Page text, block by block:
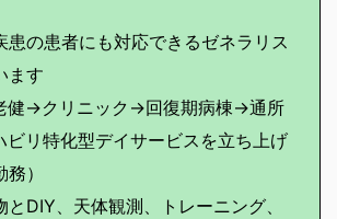
患の患者にも対応できるゼネラリス
ます
健→クリニック→回復期病棟→通所
リ特化型デイサービスを立ち上げ
）
DIY、天体観測、トレーニング、